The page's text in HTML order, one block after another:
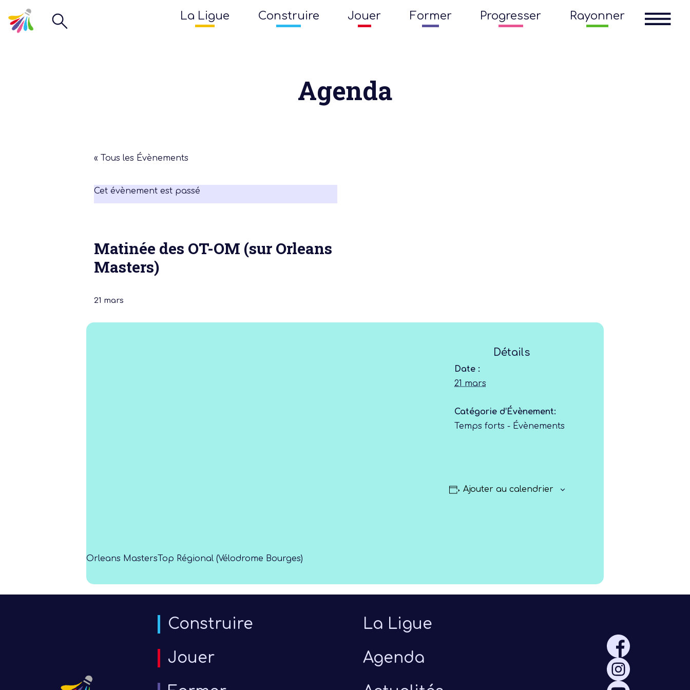
La Ligue Construire Jouer Former Progresser Rayonner
Ligue
Former
Rayonner
Agenda
« Tous les Évènements
Cet évènement est passé
Matinée des OT-OM (sur Orleans
Masters)
21 mars
Détails
Date :
21 mars
Catégorie d’Évènement:
Temps forts - Évènements
Ajouter au calendrier
Orleans MastersTop Régional (Vélodrome Bourges)
Construire
Jouer
La Ligue
Agenda